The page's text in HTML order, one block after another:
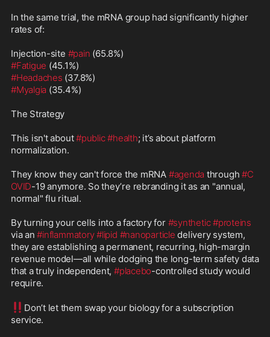
In the same trial, the mRNA group had significantly higher
rates of:
Injection-site #pain
#Fatigue
#Headaches
#Myalgia (35.4%)
The Strategy
This isn't about #public#health; it’s about platform
normalization.
They know they can't force the mRNA #agenda through #C
OVID-19 anymore. So they’re rebranding it as an "annual,
normal" flu ritual.
By turning your cells into a factory for #synthetic#proteins
via an #inflammatory#lipid #nanoparticle delivery system,
they are establishing a permanent, recurring, high-margin
revenue model—all while dodging the long-term safety data
that a truly independent, #placebo-controlled study would
require.
‼️ Don’t let them swap your biology for a subscription
service.